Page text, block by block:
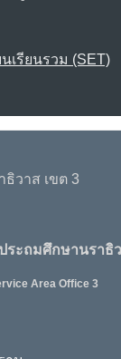
เรียนรวม (SET)
วาส เขต 3
ะถมศึกษานราธิว
Area Office 3